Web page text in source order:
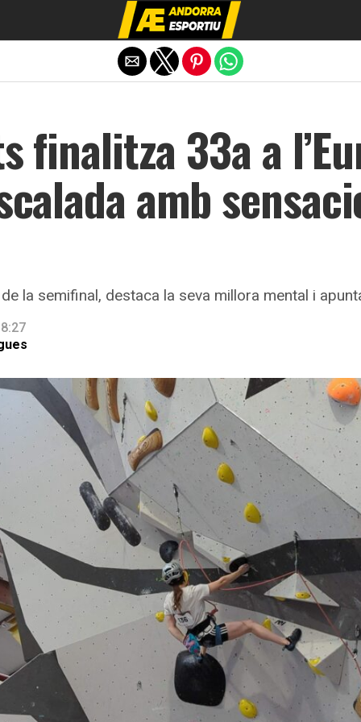
finalitza 33a a
amb
la semifinal, destaca la seva millora mental i
Exit mobile version